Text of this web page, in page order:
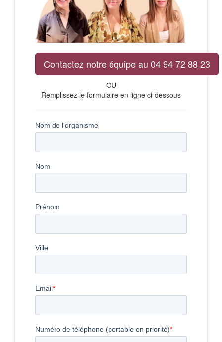
Contactez notre équipe au 04 94 72 88 23
OU
Remplissez le formulaire en ligne ci-dessous